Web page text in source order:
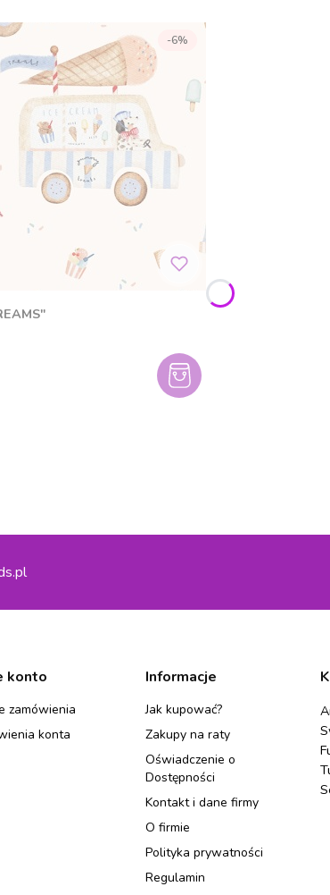
-6%
konto
zamówienia
konta
Informacje
Jak kupować?
Zakupy na raty
Oświadczenie o
Dostępności
Kontakt i dane firmy
O firmie
Polityka prywatności
Regulamin